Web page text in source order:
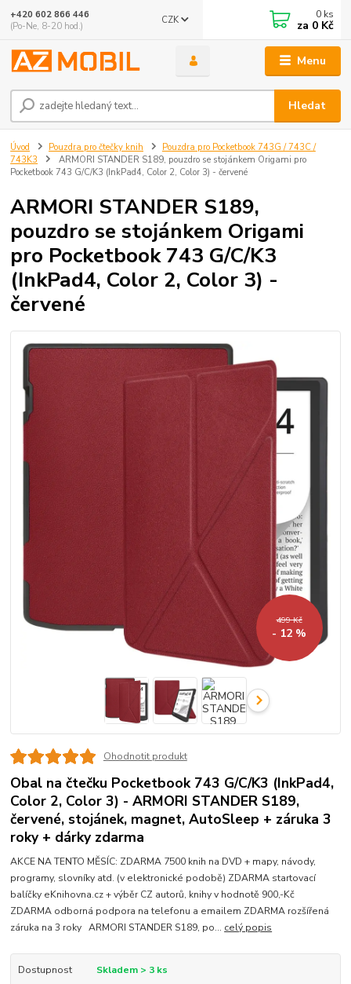
Menu
CZK
Hledat
+420 602 866 446
(Po-Ne, 8-20 hod.)
0 ks
za 0 Kč
Úvod Pouzdra pro čtečky knih
Pouzdra pro Pocketbook 743G / 743C /
743K3
ARMORI STANDER S189, pouzdro se stojánkem Origami pro
Pocketbook 743 G/C/K3 (InkPad4, Color 2, Color 3) - červené
ARMORI STANDER S189,
pouzdro se stojánkem Origami
pro Pocketbook 743 G/C/K3
(InkPad4, Color 2, Color 3) -
červené
499 Kč
- 12 %
Ohodnotit produkt
Obal na čtečku Pocketbook 743 G/C/K3 (InkPad4,
Color 2, Color 3) - ARMORI STANDER S189,
červené, stojánek, magnet, AutoSleep + záruka 3
roky + dárky zdarma
AKCE NA TENTO MĚSÍC: ZDARMA 7500 knih na DVD + mapy, návody,
programy, slovníky atd. (v elektronické podobě) ZDARMA startovací
balíčky eKnihovna.cz + výběr CZ autorů, knihy v hodnotě 900,-Kč
ZDARMA odborná podpora na telefonu a emailem ZDARMA rozšířená
záruka na 3 roky ARMORI STANDER S189, po... celý popis
Dostupnost
Skladem > 3 ks